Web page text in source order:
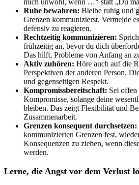
mich unwohl, wenn …“ statt „Du
Ruhe bewahren: Bleibe ruhig und
Grenzen kommunizierst. Vermeide
defensiv zu reagieren.
Rechtzeitig kommunizieren:
frühzeitig an, bevor du dich
Das hilft, Probleme von Anfang an
Aktiv zuhören: Höre auch auf die
Perspektiven der anderen Person.
und gegenseitigen Respekt.
Kompromissbereitschaft: Sei
Kompromisse, solange deine
bleiben. Das zeigt Flexibilität und
Zusammenarbeit.
Grenzen konsequent durchsetzen:
kommunizierten Grenzen fest,
Konsequenzen zu ziehen, wenn
werden.
Lerne, die Angst vor dem Verlust